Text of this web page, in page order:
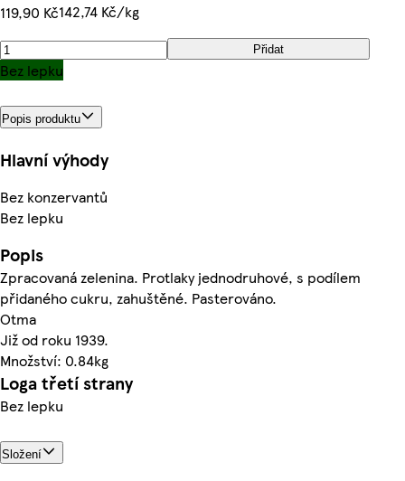
119,90 Kč142,74 Kč/kg
Přidat
Bez lepku
Popis produktu
Hlavní výhody
Bez konzervantů
Bez lepku
Popis
Zpracovaná zelenina. Protlaky jednodruhové, s podílem
přidaného cukru, zahuštěné. Pasterováno.
Otma
Již od roku 1939.
Množství: 0.84kg
Loga třetí strany
Bez lepku
Složení